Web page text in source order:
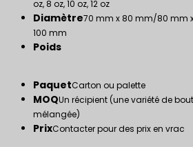
oz, 8 oz, 10 oz, 12 oz
Diamètre70 mm x 80 mm/80 mm
100 mm
Poids
PaquetCarton ou palette
MOQUn récipient (une variété de
mélangée)
PrixContacter pour des prix en vrac